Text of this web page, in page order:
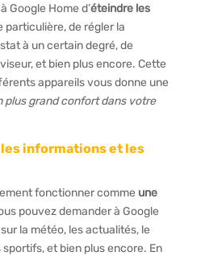
Google Home d’éteindre les
particulière, de régler la
à un certain degré, de
et bien plus encore. Cette
appareils vous donne une
plus grand confort dans votre
informations et les
fonctionner comme une
pouvez demander à Google
la météo, les actualités, le
et bien plus encore. En